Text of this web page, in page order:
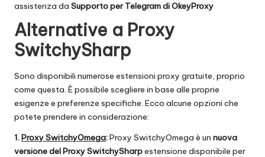
assistenza da Supporto per Telegram di OkeyProxy
Alternative a Proxy
SwitchySharp
Sono disponibili numerose estensioni proxy gratuite, proprio
come questa. È possibile scegliere in base alle proprie
esigenze e preferenze specifiche. Ecco alcune opzioni che
potete prendere in considerazione:
1.Proxy SwitchyOmega:Proxy SwitchyOmega è un nuova
versione del Proxy SwitchySharpestensione disponibile per